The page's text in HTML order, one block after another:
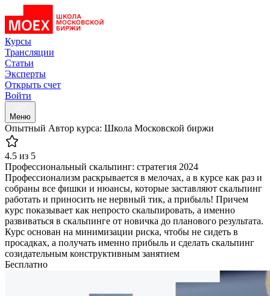
Курсы
Трансляции
Статьи
Эксперты
Открыть счет
Войти
Меню
Опытный Автор курса: Школа Московской биржи
4.5 из 5
Профессиональный скальпинг: стратегия 2024
Профессионализм раскрывается в мелочах, а в курсе как раз и
собраны все фишки и нюансы, которые заставляют скальпинг
работать и приносить не нервный тик, а прибыль! Причем
курс показывает как непросто скальпировать, а именно
развиваться в скальпинге от новичка до планового результата.
Курс основан на минимизации риска, чтобы не сидеть в
просадках, а получать именно прибыль и сделать скальпинг
созидательным конструктивным занятием
Бесплатно